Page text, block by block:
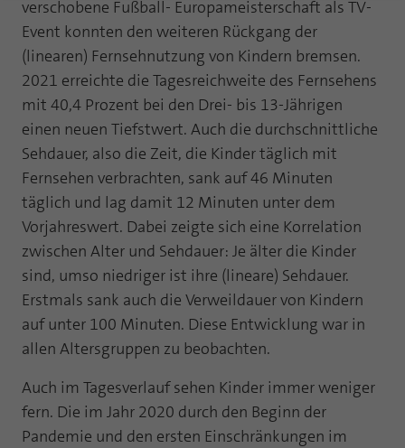
verschobene Fußball- Europameisterschaft als TV-
Event konnten den weiteren Rückgang der
(linearen) Fernsehnutzung von Kindern bremsen.
2021 erreichte die Tagesreichweite des Fernsehens
mit 40,4 Prozent bei den Drei- bis 13-Jährigen
einen neuen Tiefstwert. Auch die durchschnittliche
Sehdauer, also die Zeit, die Kinder täglich mit
Fernsehen verbrachten, sank auf 46 Minuten
täglich und lag damit 12 Minuten unter dem
Vorjahreswert. Dabei zeigte sich eine Korrelation
zwischen Alter und Sehdauer: Je älter die Kinder
sind, umso niedriger ist ihre (lineare) Sehdauer.
Erstmals sank auch die Verweildauer von Kindern
auf unter 100 Minuten. Diese Entwicklung war in
allen Altersgruppen zu beobachten.
Auch im Tagesverlauf sehen Kinder immer weniger
fern. Die im Jahr 2020 durch den Beginn der
Pandemie und den ersten Einschränkungen im
Name fe_typo_user
Anbieter TYPO3
Zweck
Dieses Cookie ist ein Standard-Session-
Cookie von TYPO3. Es speichert im Falle
eines Benutzer-Logins die Session ID
mithilfe derer der eingeloggte User
wiedererkannt wird, um ihm Zugang zu
geschützten Bereichen zu gewähren.
PHPSESSID
Anbieter php
Laufzeit Ende der Sitzung
Zweck PHPs Standard Sitzungs Identifikation
Cookie-Informationen anzeigen
Statistik und Performance mit AT INTERNET
CROSS-DEVICE ANALYTICS LÖSUNG
Name atidvisitor
Laufzeit 1 Jahr
Zweck
Cookie von AT INTERNET zur Steuerung der
erweiterten Script- und Ereignisbehandlung
Name atuserid
Anbieter AT INTERNET
Laufzeit 1 Jahr
Cookie-Informationen anzeigen